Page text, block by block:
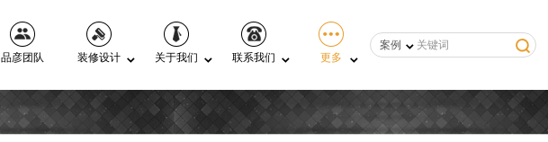
案例
品彦团队 装修设计 关于我们 联系我们 更多